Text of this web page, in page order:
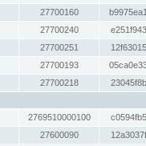
27700160
27700240
27700251
27700193
27700218
2769510000100
27600090